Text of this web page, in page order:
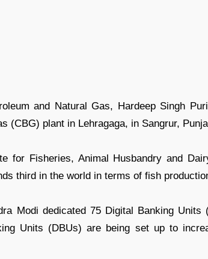
and Natural Gas, Hardeep Singh
(CBG) plant in Lehragaga, in Sangrur,
for Fisheries, Animal Husbandry and
third in the world in terms of fish
Modi dedicated 75 Digital Banking
Units (DBUs) are being set up to